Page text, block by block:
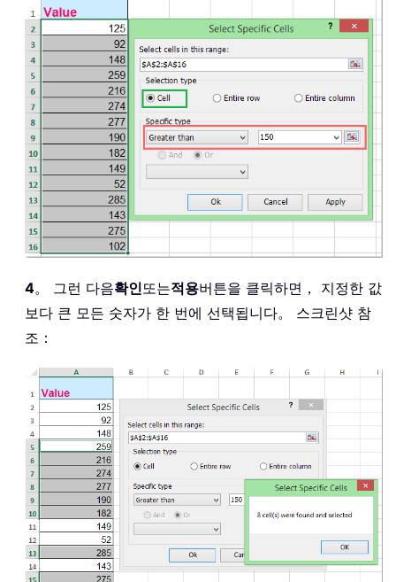
4。 그런 다음확인또는적용버튼을 클릭하면， 지정한 값
보다 큰 모든 숫자가 한 번에 선택됩니다。 스크린샷 참
조：